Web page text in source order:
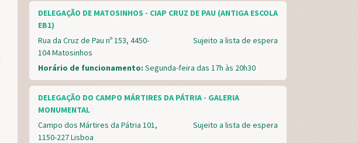
DELEGAÇÃO DE MATOSINHOS - CIAP CRUZ DE PAU (ANTIGA ESCOLA
EB1)
Rua da Cruz de Pau nº 153, 4450-
104 Matosinhos
Sujeito a lista de espera
Horário de funcionamento: Segunda-feira das 17h às 20h30
DELEGAÇÃO DO CAMPO MÁRTIRES DA PÁTRIA - GALERIA
MONUMENTAL
Campo dos Mártires da Pátria 101,
1150-227 Lisboa
Sujeito a lista de espera